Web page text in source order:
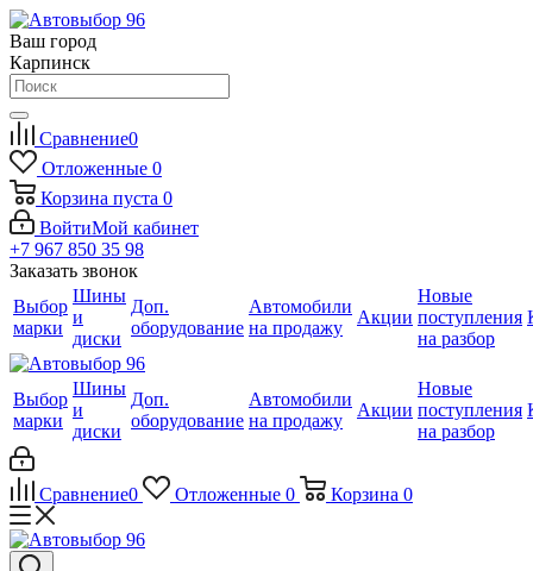
Ваш город
Карпинск
Сравнение0
Отложенные 0
Корзина пуста 0
ВойтиМой кабинет
+7 967 850 35 98
Заказать звонок
Выбор
марки
Шины
и
диски
Доп.
оборудование
Автомобили
на продажу
Акции
Новые
поступления
на разбор
Выбор
марки
Шины
и
диски
Доп.
оборудование
Автомобили
на продажу
Акции
Новые
поступления
на разбор
Сравнение0 Отложенные 0 Корзина 0